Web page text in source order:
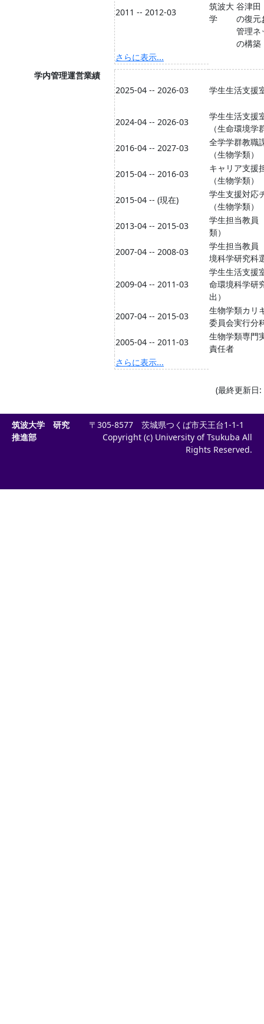
2011 -- 2012-03
筑波大
学
谷津田
の復元
管理ネ
の構築
さらに表示...
学内管理運営業績
2025-04 -- 2026-03
学生生活支援
2024-04 -- 2026-03
学生生活支援
（生命環境学
2016-04 -- 2027-03
全学学群教職
（生物学類）
2015-04 -- 2016-03
キャリア支援
（生物学類）
2015-04 -- (現在)
学生支援対応
（生物学類）
2013-04 -- 2015-03
学生担当教員
類）
2007-04 -- 2008-03
学生担当教員
境科学研究科
2009-04 -- 2011-03
学生生活支援
命環境科学研
出）
2007-04 -- 2015-03
生物学類カリ
委員会実行分
2005-04 -- 2011-03
生物学類専門
責任者
さらに表示...
(最終更新日
筑波大学 研究
推進部
〒305-8577 茨城県つくば市天王台1-1-1
Copyright (c) University of Tsukuba All
Rights Reserved.